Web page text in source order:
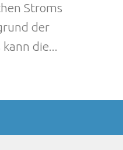
Stroms
der
die...